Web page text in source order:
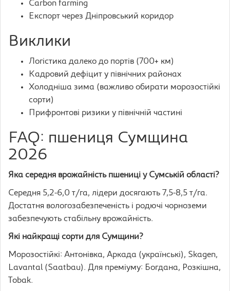
Carbon farming
Експорт через Дніпровський коридор
Виклики
Логістика далеко до портів (700+ км)
Кадровий дефіцит у північних районах
Холодніша зима (важливо обирати морозостійкі
сорти)
Прифронтові ризики у північній частині
FAQ: пшениця Сумщина
2026
Яка середня врожайність пшениці у Сумській області?
Середня 5,2-6,0 т/га, лідери досягають 7,5-8,5 т/га.
Достатня вологозабезпеченість і родючі чорноземи
забезпечують стабільну врожайність.
Які найкращі сорти для Сумщини?
Морозостійкі: Антонівка, Аркада (українські), Skagen,
Lavantal (Saatbau). Для преміуму: Богдана, Розкішна,
Tobak.